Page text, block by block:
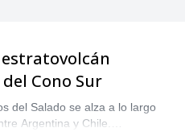
Cono Sur
del Salado se alza a lo largo
Argentina y Chile.